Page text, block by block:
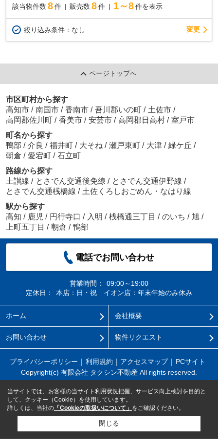
該当物件数 8件 販売数 8 件 1～8 件を表示
絞り込み条件： なし 変更
ページトップへ
市区町村から探す
高知市 / 南国市 / 香南市 / 吾川郡いの町 / 土佐市 /
高岡郡佐川町 / 香美市 / 安芸市 / 高岡郡日高村 / 室戸市
町名から探す
鴨部 / 介良 / 福井町 / 大そね / 瀬戸東町 / 大津 / 緑ケ丘 /
朝倉 / 愛宕町 / 石立町
路線から探す
土讃線 / とさでん交通後免線 / とさでん交通伊野線 /
とさでん交通桟橋線 / 土佐くろしおごめん・なはり線
駅から探す
高知 / 鹿児 / 円行寺口 / 入明 / 桟橋通三丁目 / のいち / 旭 /
上町五丁目 / 朝倉 / 鴨部
電話でお問い合わせ
営業時間：
09:00～19:00
定休日：
本店：日・祝 イオン店：年末年始のみ休み
ホーム 会社概要
お問い合わせ 物件リクエスト
プライバシーポリシー 利用規約 アクセスマップ
PCサイト
Copyright(c) 有限会社 タクシン不動産 All rights reserved.
当サイトでは、お客様の当サイト利用状況把握、サービス向上検討を目的と
して、クッキー（Cookie）を使用しています。
詳しくは、当社の 「Cookieの取扱いについて」 をご確認ください。
閉じる